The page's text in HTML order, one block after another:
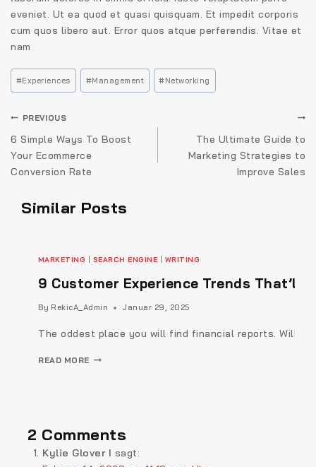
eveniet. Ut ea quod et quasi quisquam. Et impedit corporis
cum quos libero aut. Error quos atque perferendis. Vitae et
nam
#Experiences #Management #Networking
PREVIOUS
6 Simple Ways To Boost
Your Ecommerce
Conversion Rate
The Ultimate Guide to
Marketing Strategies to
Improve Sales
Similar Posts
MARKETING SEARCH ENGINE WRITING
9 Customer Experience Trends That’ll
By RekicA_Admin Januar 29, 2025
The oddest place you will find financial reports. Will
READ MORE
2 Comments
Kylie Glover I sagt: